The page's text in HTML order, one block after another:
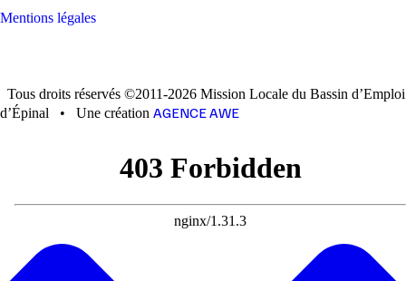
Mentions légales
Tous droits réservés ©2011-2026 Mission Locale du Bassin d’Emploi
d’Épinal
• Une création AGENCE AWE